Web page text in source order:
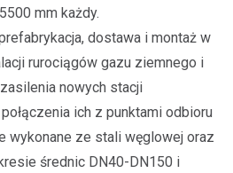
mm każdy.
dostawa i montaż w
rurociągów gazu ziemnego i
nowych stacji
ich z punktami odbioru
wykonane ze stali węglowej oraz
średnic DN40-DN150 i